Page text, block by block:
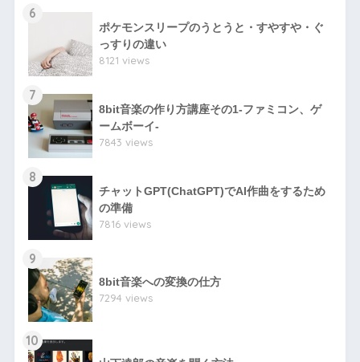
6
ポケモンスリープのうとうと・すやすや・ぐ
っすりの違い
8121 views
7
8bit音楽の作り方講座その1-ファミコン、ゲ
ームボーイ-
7843 views
8
チャットGPT(ChatGPT)でAI作曲をするため
の準備
7816 views
9
8bit音楽への変換の仕方
7294 views
10